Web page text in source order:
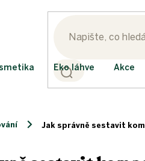
Eko láhve Akce
Jak správně sestavit